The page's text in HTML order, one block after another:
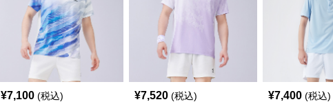
¥7,100 (税込) ¥7,520 (税込) ¥7,400 (税込)